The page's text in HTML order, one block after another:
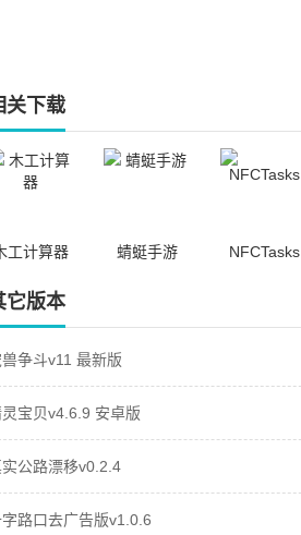
关下载
工计算器 蜻蜓手游 NFCTasks
它版本
兽争斗v11 最新版
宝贝v4.6.9 安卓版
公路漂移v0.2.4
路口去广告版v1.0.6